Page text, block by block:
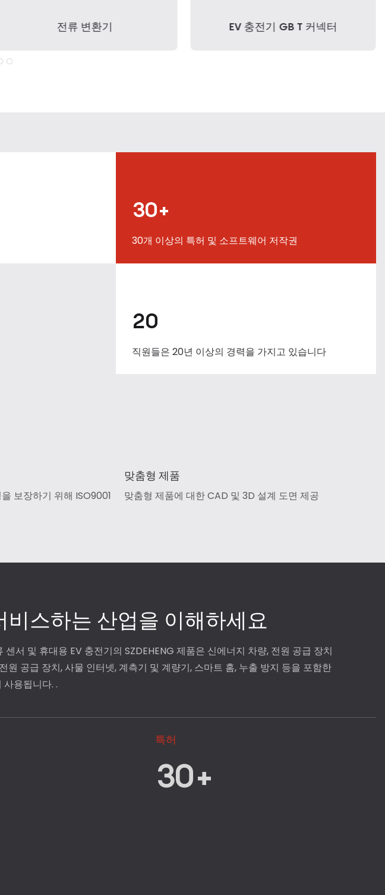
전류 변환기 EV 충전기 GB T 커넥터
30+
30개 이상의 특허 및 소프트웨어 저작권
20
직원들은 20년 이상의 경력을 가지고 있습니다
보장하기 위해 ISO9001
맞춤형 제품
맞춤형 제품에 대한 CAD 및 3D 설계 도면 제공
비스하는 산업을 이해하세요
센서 및 휴대용 EV 충전기의 SZDEHENG 제품은 신에너지 차량, 전원 공급 장치
원 공급 장치, 사물 인터넷, 계측기 및 계량기, 스마트 홈, 누출 방지 등을 포함한
용됩니다. .
특허
30+